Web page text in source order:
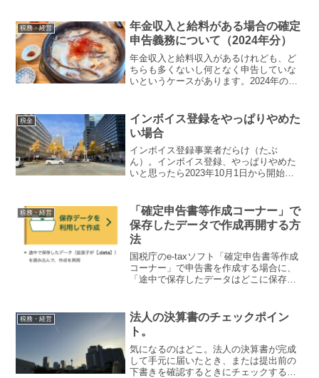
働く美容師さんが知っておくべきインボ
イス制度のポイントを...
税務・経営
年金収入と給料がある場合の確定
申告義務について（2024年分）
年金収入と給料収入があるけれども、ど
ちらも多くないし何となく申告していな
いというケースがあります。2024年の定
多いようです。年金収入と給料収入があ
る場合の確定申告義務...
税金
インボイス登録をやっぱりやめた
い場合
インボイス登録事業者だらけ（たぶ
ん）。インボイス登録、やっぱりやめた
いと思ったら2023年10月1日から開始し
インボイス登録申請を当初は2023年3月
31日までに申請し...
税務・経営
「確定申告書等作成コーナー」で
保存したデータで作成再開する方
法
国税庁のe-taxソフト「確定申告書等作成
コーナー」で申告書を作成する場合に、
「途中で保存したデータはどこに保存さ
データは翌年の申告書作成にも使えま
す。「ここまでの入力内...
税務・経営
法人の決算書のチェックポイン
ト。
気になるのはどこ。法人の決算書が完成
して手元に届いたとき、または提出前の
下書きを確認するときにチェックするな